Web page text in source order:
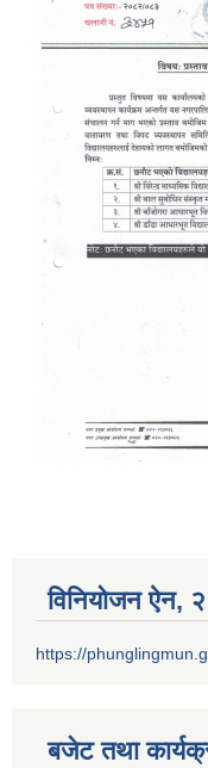
विनियोजन ऐन‚
https://
बजेट तथा